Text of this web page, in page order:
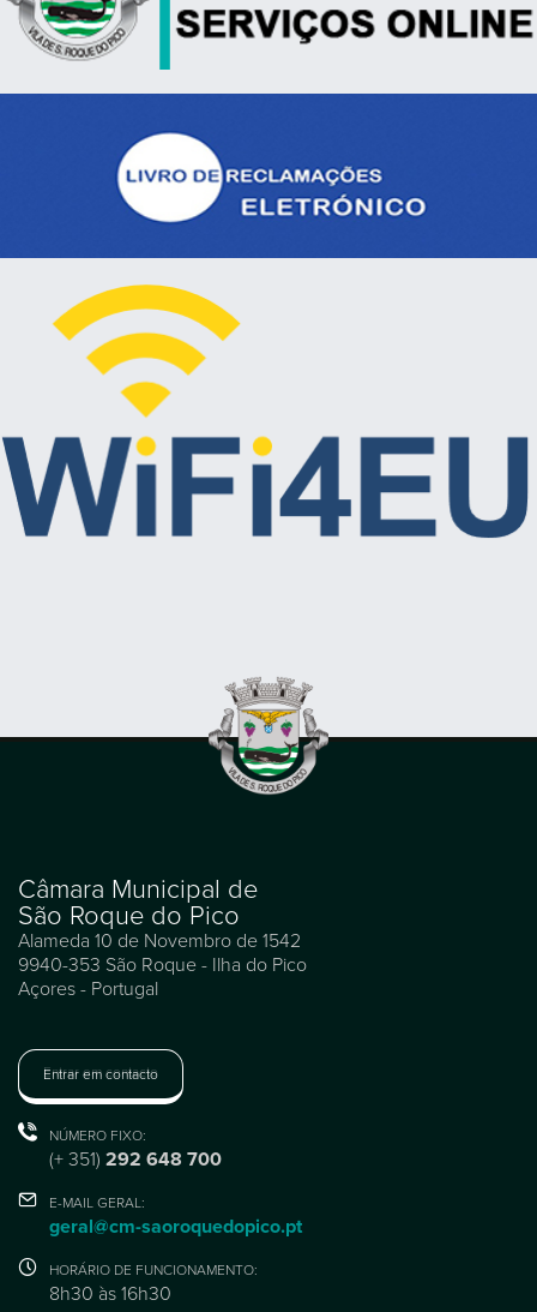
Câmara Municipal de
São Roque do Pico
Alameda 10 de Novembro de 1542
9940-353 São Roque - Ilha do Pico
Açores - Portugal
Entrar em contacto
NÚMERO FIXO:
(+ 351) 292 648 700
E-MAIL GERAL:
geral@cm-saoroquedopico.pt
HORÁRIO DE FUNCIONAMENTO:
8h30 às 16h30